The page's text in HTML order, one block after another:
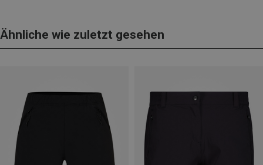
Ähnliche wie zuletzt gesehen